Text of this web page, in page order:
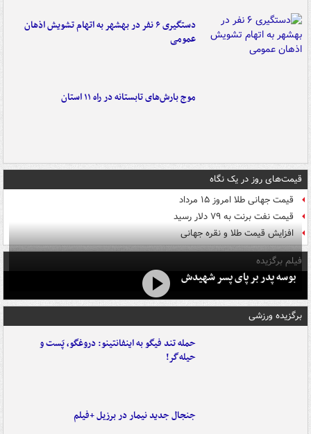
دستگیری ۶ نفر در بهشهر به اتهام تشویش اذهان
عمومی
موج بارش‌های تابستانه در راه ۱۱ استان
قیمت‌های روز در یک نگاه
قیمت جهانی طلا امروز ۱۵ مرداد
قیمت نفت برنت به ۷۹ دلار رسید
افزایش قیمت طلا و نقره جهانی
فیلم برگزیده
بوسه‌ پدر بر پای پسر شهیدش
برگزیده ورزشی
حمله تند فیگو به اینفانتینو: دروغگو، پَست‌ و
حیله‌گر!
جنجال جدید نیمار در برزیل +فیلم